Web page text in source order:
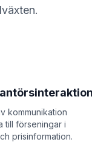
kommunikation
till förseningar i
prisinformation.